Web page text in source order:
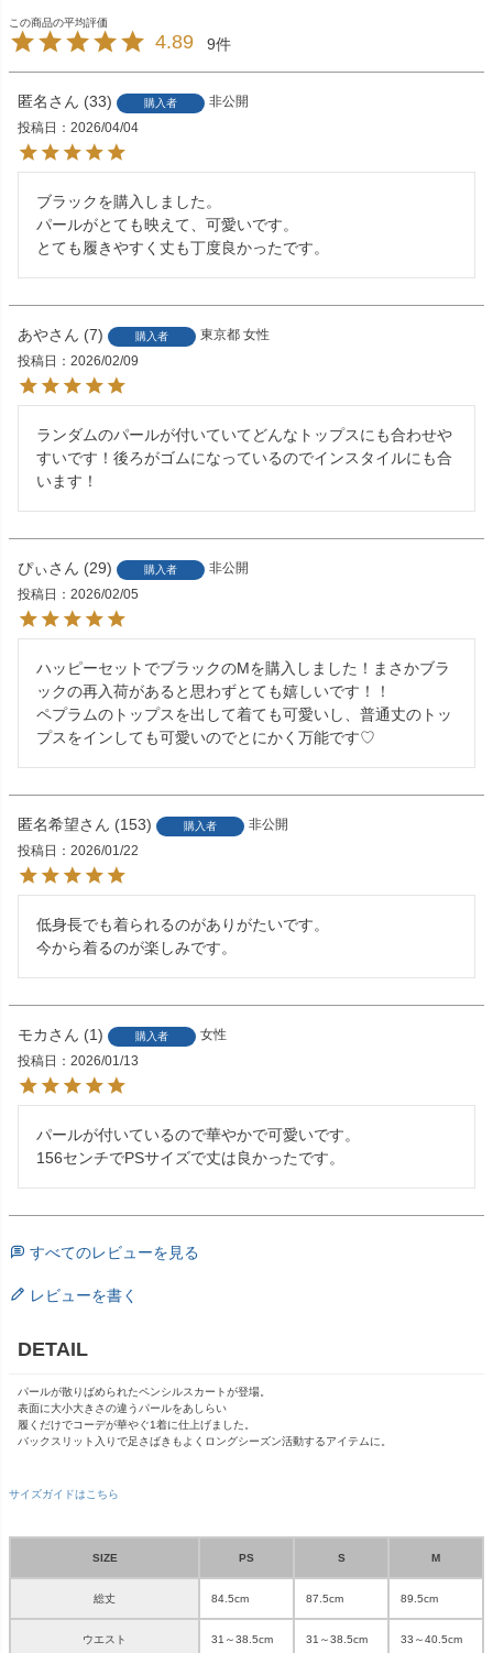
4.89 9
匿名 33 購入者
非公開
投稿日
2026/04/04
ブラックを購入しました。
パールがとても映えて、可愛いです。
とても履きやすく丈も丁度良かったです。
あや 7 購入者 東京都 女性
投稿日
2026/02/09
ランダムのパールが付いていてどんなトップスにも合わせや
すいです！後ろがゴムになっているのでインスタイルにも合
います！
ぴぃ 29 購入者
非公開
投稿日
2026/02/05
ハッピーセットでブラックのMを購入しました！まさかブラ
ックの再入荷があると思わずとても嬉しいです！！
ペプラムのトップスを出して着ても可愛いし、普通丈のトッ
匿名希望 153 購入者
非公開
投稿日
2026/01/22
低身長でも着られるのがありがたいです。
今から着るのが楽しみです。
モカ 1 購入者
女性
投稿日
2026/01/13
パールが付いているので華やかで可愛いです。
156センチでPSサイズで丈は良かったです。
すべてのレビューを見る
レビューを書く
DETAIL
パールが散りばめられたペンシルスカートが登場。
表面に大小大きさの違うパールをあしらい
履くだけでコーデが華やぐ1着に仕上げました。
バックスリット入りで足さばきもよくロングシーズン活動するアイテムに。
サイズガイドはこちら
SIZE PS S M
総丈 84.5cm 87.5cm 89.5cm
ウエスト 31～38.5cm 31～38.5cm 33～40.5cm